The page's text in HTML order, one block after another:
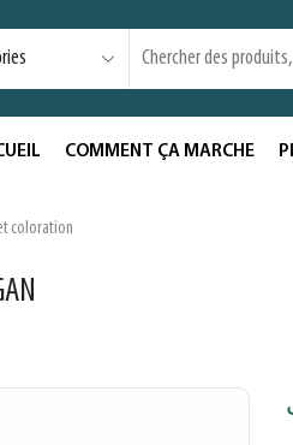
COMMENT ÇA MARCHE
coloration